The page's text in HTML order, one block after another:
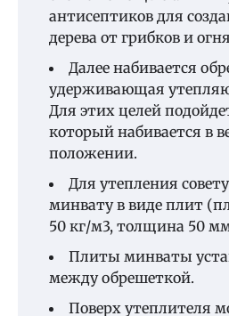
антисептиков для
дерева от грибков и
Далее набивается
удерживающая
Для этих целей
который набивается в
положении.
Для утепления
минвату в виде плит
50 кг/м3, толщина 50
Плиты минваты
между обрешеткой.
Поверх утеплителя